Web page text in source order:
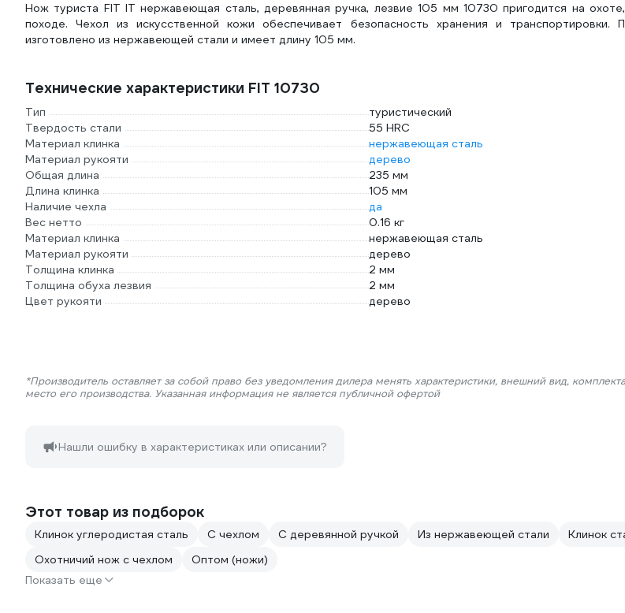
Нож туриста FIT IT нержавеющая сталь, деревянная ручка, лезвие 105 мм 10730 пригодится на
походе. Чехол из искусственной кожи обеспечивает безопасность хранения и транспортировки.
изготовлено из нержавеющей стали и имеет длину 105 мм.
Технические характеристики FIT 10730
Тип
туристический
Твердость стали
55 HRC
Материал клинка
нержавеющая сталь
Материал рукояти
дерево
Общая длина
235 мм
Длина клинка
105 мм
Наличие чехла
да
Вес нетто
0.16 кг
Материал клинка
нержавеющая сталь
Материал рукояти
дерево
Толщина клинка
2 мм
Толщина обуха лезвия
2 мм
Цвет рукояти
дерево
*Производитель оставляет за собой право без уведомления дилера менять характеристики, внешний вид,
место его производства. Указанная информация не является публичной офертой
Нашли ошибку в характеристиках или описании?
Этот товар из подборок
Клинок углеродистая сталь С чехлом C деревянной ручкой Из нержавеющей стали Клинок
Охотничий нож с чехлом
Оптом (ножи)
Показать еще